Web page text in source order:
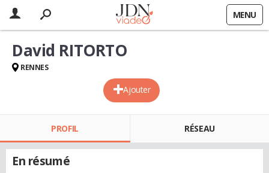
MENU
Ajouter
David RITORTO
RENNES
PROFIL RÉSEAU
En résumé